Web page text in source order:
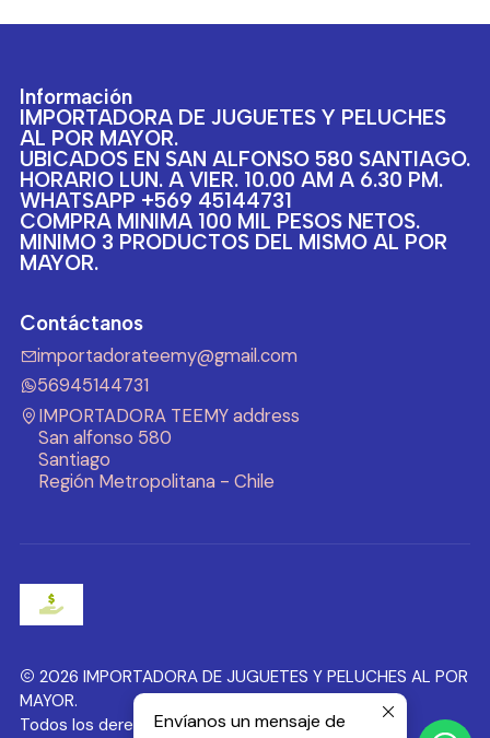
Información
IMPORTADORA DE JUGUETES Y PELUCHES
AL POR MAYOR.
UBICADOS EN SAN ALFONSO 580 SANTIAGO.
HORARIO LUN. A VIER. 10.00 AM A 6.30 PM.
WHATSAPP +569 45144731
COMPRA MINIMA 100 MIL PESOS NETOS.
MINIMO 3 PRODUCTOS DEL MISMO AL POR
MAYOR.
Contáctanos
importadorateemy@gmail.com
56945144731
IMPORTADORA TEEMY address
San alfonso 580
Santiago
Región Metropolitana - Chile
2026 IMPORTADORA DE JUGUETES Y PELUCHES AL POR
MAYOR.
Todos los derechos reservados.Desarrollado por
Envíanos un mensaje de